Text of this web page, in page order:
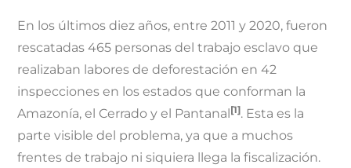
En los últimos diez años, entre 2011 y 2020, fueron
rescatadas 465 personas del trabajo esclavo que
realizaban labores de deforestación en 42
inspecciones en los estados que conforman la
Amazonía, el Cerrado y el Pantanal[1]. Esta es la
parte visible del problema, ya que a muchos
frentes de trabajo ni siquiera llega la fiscalización.